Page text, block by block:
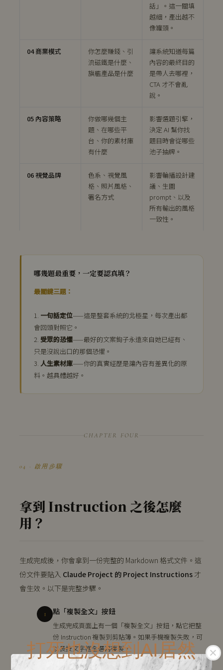
打死也沒想到AI居然
話」。這一關填
越細，產出越不
像罐頭。
04 商業模式
你怎麼賺錢、引
流磁鐵是什麼、
旗艦產品是什麼
讓系統知道每篇
內容的最終目的
是帶人去哪裡，
CTA 才不會亂
說。
05 內容策略
你做哪幾個主
題、在哪些平
台、你的素材庫
有什麼
影響選題引擎，
決定 AI 幫你找
題目時會從哪些
池子抽牌。
06 視覺品牌
色系、視覺風
格、照片風格、
署名方式
影響輪播設計建
議、生圖
prompt、以及
所有輸出的風格
一致性。
哪幾題最重要，一定要認真填？
最關鍵三題：
1. 一句話定位——這是整套系統的北極星，每次產出都
會回頭對照它。
2. 受眾的恐懼——最好的文案鉤子永遠來自她已經有、
只是沒說出口的那個恐懼。
3. 人生素材庫——你的真實經歷是讓內容有差異化的原
料。越具體越好。
CHAPTER FOUR
04 · 啟用步驟
拿到 Instruction 之後怎麼
用？
生成完成後，你會拿到一份完整的 Markdown 格式文件。這
份文件要貼入 Claude Project 的 Project Instructions 才
會生效。以下是完整步驟。
1 點「複製全文」按鈕
生成完成頁面上有一個「複製全文」按鈕，點它把整
份 Instruction 複製到剪貼簿。如果手機複製失敗，可
以長按文字框全選再複製。
打開 Claude.ai